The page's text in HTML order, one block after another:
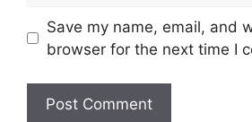
Save my name, email, and
browser for the next time I